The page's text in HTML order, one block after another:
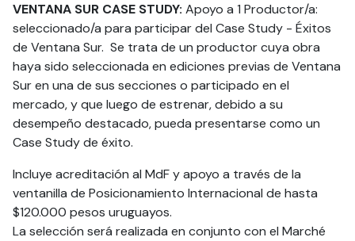
VENTANA SUR CASE STUDY: Apoyo a 1 Productor/a:
seleccionado/a para participar del Case Study - Éxitos
de Ventana Sur. Se trata de un productor cuya obra
haya sido seleccionada en ediciones previas de Ventana
Sur en una de sus secciones o participado en el
mercado, y que luego de estrenar, debido a su
desempeño destacado, pueda presentarse como un
Case Study de éxito.
Incluye acreditación al MdF y apoyo a través de la
ventanilla de Posicionamiento Internacional de hasta
$120.000 pesos uruguayos.
La selección será realizada en conjunto con el Marché